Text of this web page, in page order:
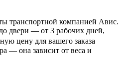
транспортной компанией Авис.
двери — от 3 рабочих дней,
цену для вашего заказа
— она зависит от веса и